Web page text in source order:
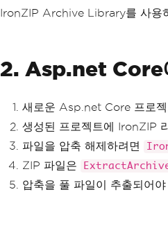
IronZIP Archive Library를 사용
2. Asp.net Core
새로운 Asp.net Core 프로젝
생성된 프로젝트에 IronZIP
파일을 압축 해제하려면
ZIP 파일은
압축을 풀 파일이 추출되어